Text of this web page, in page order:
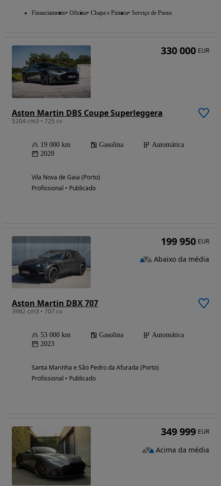
Financiamento Oficina Chapa e Pintura Serviço de Pneus
Aston Martin DBS Coupe Superleggera
5204 cm3 • 725 cv
19 000 km Gasolina
Automática
2020
Vila Nova de Gaia (Porto)
Profissional • Publicado
330 000 EUR
Aston Martin DBX 707
3982 cm3 • 707 cv
53 000 km Gasolina
Automática
2023
Santa Marinha e São Pedro da Afurada (Porto)
Profissional • Publicado
199 950 EUR
Abaixo da média
349 999 EUR
Acima da média